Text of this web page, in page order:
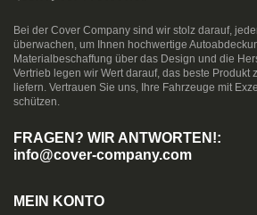
Bei der Cover Company sind wir stolz darauf,
überwachen, um Ihnen hochwertige
Materialbeschaffung über das Design und die
Vertrieb legen wir Wert darauf, das beste Produkt
liefern. Vertrauen Sie uns, Ihre Fahrzeuge mit
schützen.
FRAGEN? WIR ANTWORTEN!:
info@cover-company.com
MEIN KONTO